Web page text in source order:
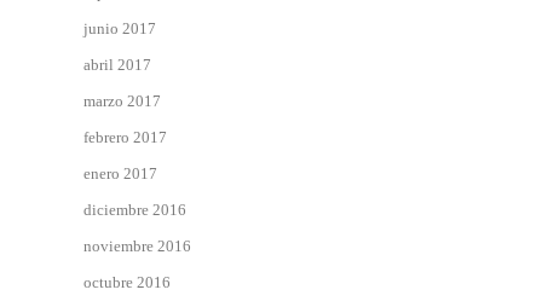
junio 2017
abril 2017
marzo 2017
febrero 2017
enero 2017
diciembre 2016
noviembre 2016
octubre 2016